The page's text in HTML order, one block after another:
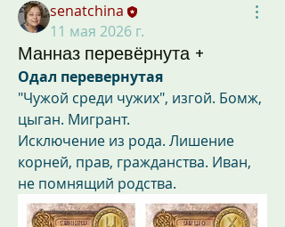
senatchina
11 мая 2026 г.
Манназ перевёрнута +
Одал перевернутая
"Чужой среди чужих", изгой. Бомж,
цыган. Мигрант.
Исключение из рода. Лишение
корней, прав, гражданства. Иван,
не помнящий родства.